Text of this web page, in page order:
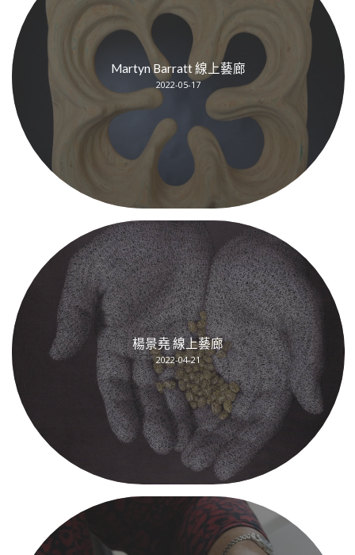
Martyn Barratt 線上藝廊
2022-05-17
楊景堯 線上藝廊
2022-04-21